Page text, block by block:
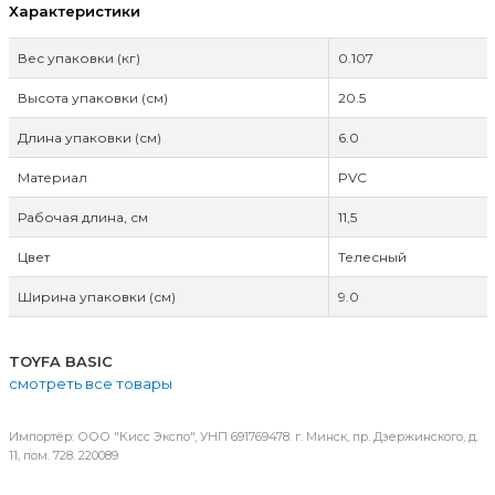
Характеристики
Вес упаковки (кг) 0.107
Высота упаковки (см) 20.5
Длина упаковки (см) 6.0
Материал PVC
Рабочая длина, см 11,5
Цвет Телесный
Ширина упаковки (см) 9.0
TOYFA BASIC
смотреть все товары
Импортёр: ООО "Кисс Экспо", УНП 691769478. г. Минск, пр. Дзержинского, д.
11, пом. 728. 220089